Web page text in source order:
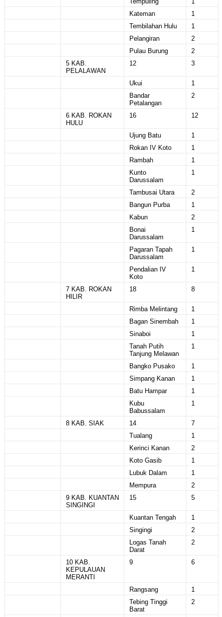
Kateman
1
Tembilahan Hulu
1
Pelangiran
2
Pulau Burung
2
5 KAB.
PELALAWAN
12 3
Ukui
1
Bandar
Petalangan
2
6 KAB. ROKAN
HULU
16 12
Ujung Batu
1
Rokan IV Koto
1
Rambah
1
Kunto
Darussalam
1
Tambusai Utara
2
Bangun Purba
1
Kabun
2
Bonai
Darussalam
1
Pagaran Tapah
Darussalam
1
Pendalian IV
Koto
1
7 KAB. ROKAN
HILIR
18 8
Rimba Melintang
1
Bagan Sinembah
1
Sinaboi
1
Tanah Putih
Tanjung Melawan
1
Bangko Pusako
1
Simpang Kanan
1
Batu Hampar
1
Kubu
Babussalam
1
8 KAB. SIAK 14
7
Tualang
1
Kerinci Kanan
2
Koto Gasib
1
Lubuk Dalam
1
Mempura
2
9 KAB. KUANTAN
SINGINGI
15 5
Kuantan Tengah
1
Singingi
2
Logas Tanah
Darat
2
10 KAB.
KEPULAUAN
MERANTI
9 6
Rangsang
1
Tebing Tinggi
Barat
2